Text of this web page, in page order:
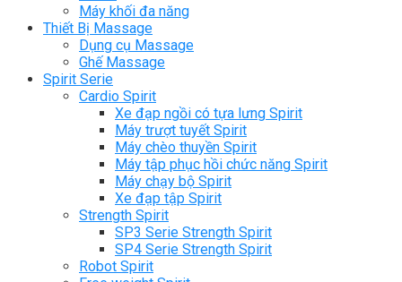
Máy khối đa năng
Thiết Bị Massage
Dụng cụ Massage
Ghế Massage
Spirit Serie
Cardio Spirit
Xe đạp ngồi có tựa lưng Spirit
Máy trượt tuyết Spirit
Máy chèo thuyền Spirit
Máy tập phục hồi chức năng Spirit
Máy chạy bộ Spirit
Xe đạp tập Spirit
Strength Spirit
SP3 Serie Strength Spirit
SP4 Serie Strength Spirit
Robot Spirit